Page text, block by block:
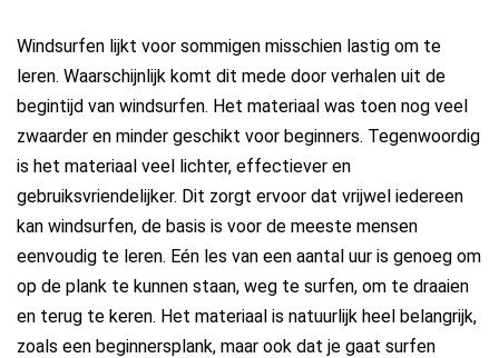
Windsurfen lijkt voor sommigen misschien lastig om te
leren. Waarschijnlijk komt dit mede door verhalen uit de
begintijd van windsurfen. Het materiaal was toen nog veel
zwaarder en minder geschikt voor beginners. Tegenwoordig
is het materiaal veel lichter, effectiever en
gebruiksvriendelijker. Dit zorgt ervoor dat vrijwel iedereen
kan windsurfen, de basis is voor de meeste mensen
eenvoudig te leren. Eén les van een aantal uur is genoeg om
op de plank te kunnen staan, weg te surfen, om te draaien
en terug te keren. Het materiaal is natuurlijk heel belangrijk,
zoals een beginnersplank, maar ook dat je gaat surfen